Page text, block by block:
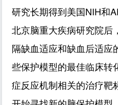
研究长期得到美国NIH和
北京脑重大疾病研究院后
隔缺血适应和缺血后适应
些保护模型的最佳临床转
症反应机制相关的治疗靶